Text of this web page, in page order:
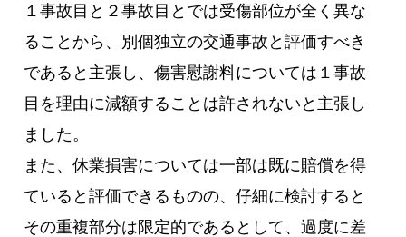
１事故目と２事故目とでは受傷部位が全く異な
ることから、別個独立の交通事故と評価すべき
であると主張し、傷害慰謝料については１事故
目を理由に減額することは許されないと主張し
ました。
また、休業損害については一部は既に賠償を得
ていると評価できるものの、仔細に検討すると
その重複部分は限定的であるとして、過度に差